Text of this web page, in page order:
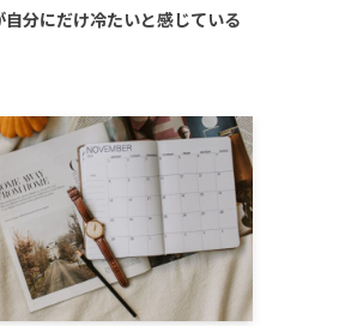
自分にだけ冷たいと感じている